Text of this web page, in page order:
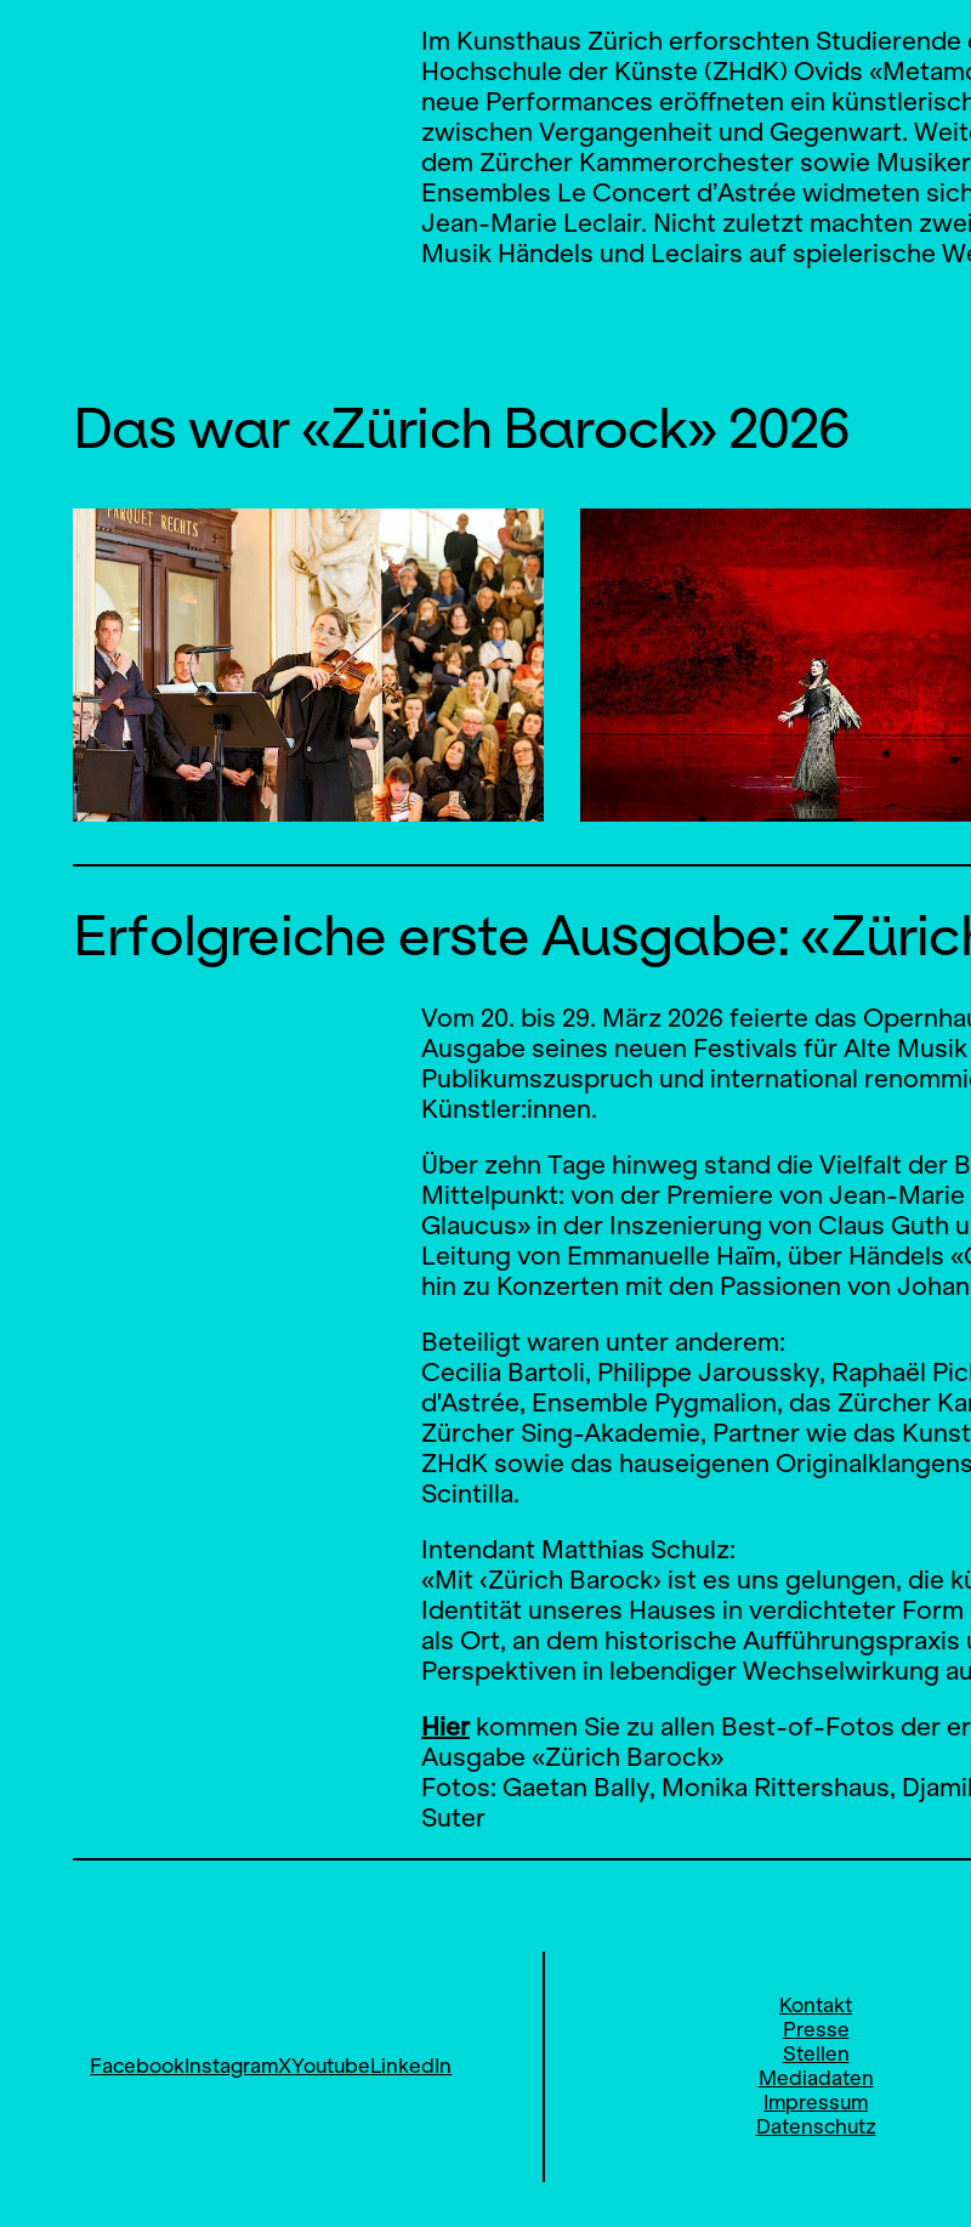
Im Kunsthaus Zürich erforschten Studierende
Hochschule der Künste (ZHdK) Ovids
neue Performances eröffneten ein
zwischen Vergangenheit und Gegenwart.
dem Zürcher Kammerorchester sowie
Ensembles Le Concert d’Astrée widmeten
Jean-Marie Leclair. Nicht zuletzt machten
Musik Händels und Leclairs auf spielerische
Das war «Zürich Barock» 2026
Erfolgreiche erste Ausgabe:
Vom 20. bis 29. März 2026 feierte das
Ausgabe seines neuen Festivals für Alte
Publikumszuspruch und international
Künstler:innen.
Über zehn Tage hinweg stand die Vielfalt der
Mittelpunkt: von der Premiere von Jean-Marie
Glaucus» in der Inszenierung von Claus Guth
Leitung von Emmanuelle Haïm, über Händels
hin zu Konzerten mit den Passionen von
Beteiligt waren unter anderem:
Cecilia Bartoli, Philippe Jaroussky, Raphaël
d'Astrée, Ensemble Pygmalion, das Zürcher
Zürcher Sing-Akademie, Partner wie das
ZHdK sowie das hauseigenen
Scintilla.
Intendant Matthias Schulz:
«Mit ‹Zürich Barock› ist es uns gelungen, die
Identität unseres Hauses in verdichteter Form
als Ort, an dem historische Aufführungspraxis
Perspektiven in lebendiger Wechselwirkung
Hierkommen Sie zu allen Best-of-Fotos der
Ausgabe «Zürich Barock»
Fotos: Gaetan Bally, Monika Rittershaus,
Suter
Facebook InstagramXYoutube LinkedIn
Kontakt
Presse
Stellen
Mediadaten
Impressum
Datenschutz